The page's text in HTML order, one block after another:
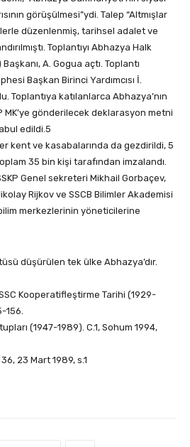
görüşülmesi”ydi. Talep “Altmışlar
düzenlenmiş, tarihsel adalet ve
Toplantıyı Abhazya Halk
A. Gogua açtı. Toplantı
Başkan Birinci Yardımcısı İ.
Toplantıya katılanlarca Abhazya’nın
MK’ye gönderilecek deklarasyon metni
edildi.5
kent ve kasabalarında da gezdirildi, 5
35 bin kişi tarafından imzalandı.
Genel sekreteri Mikhail Gorbaçev,
Rijkov ve SSCB Bilimler Akademisi
merkezlerinin yöneticilerine
düşürülen tek ülke Abhazya’dır.
Kooperatifleştirme Tarihi (1929-
156.
(1947-1989). C.1, Sohum 1994,
23 Mart 1989, s.1